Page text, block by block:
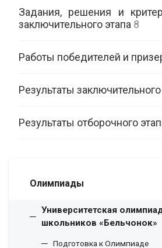
Олимпиады
Университетская
школьников «Бельчонок»
Подготовка к Олимпиаде
Задания, решения и
заключительного этапа 8
Работы победителей и
Результаты заключительного
Результаты отборочного